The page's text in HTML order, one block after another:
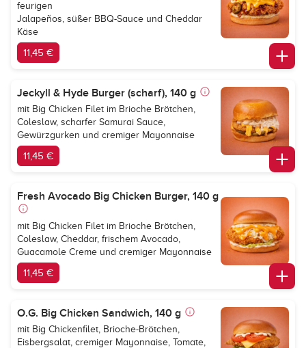
feurigen
Jalapeños, süßer BBQ-Sauce und Cheddar
Käse
11,45 €
Jeckyll & Hyde Burger (scharf), 140 g
mit Big Chicken Filet im Brioche Brötchen,
Coleslaw, scharfer Samurai Sauce,
Gewürzgurken und cremiger Mayonnaise
11,45 €
Fresh Avocado Big Chicken Burger, 140 g
mit Big Chicken Filet im Brioche Brötchen,
Coleslaw, Cheddar, frischem Avocado,
Guacamole Creme und cremiger Mayonnaise
11,45 €
O.G. Big Chicken Sandwich, 140 g
mit Big Chickenfilet, Brioche-Brötchen,
Eisbergsalat, cremiger Mayonnaise, Tomate,